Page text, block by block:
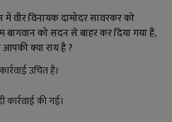
वीर विनायक दामोदर सावरकर को
बागवान को सदन से बाहर कर दिया गया है,
क्या राय है ?
उचित है।
कार्रवाई की गई।